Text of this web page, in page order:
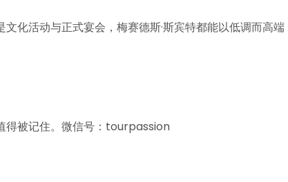
化活动与正式宴会，梅赛德斯·斯宾特都能以低调而高端
得被记住。微信号：tourpassion